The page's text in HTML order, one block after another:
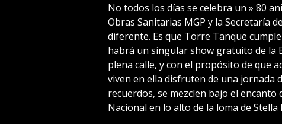
No todos los días se celebra un » 80
Obras Sanitarias MGP y la Secretaría
diferente. Es que Torre Tanque
habrá un singular show gratuito de la
plena calle, y con el propósito de que
viven en ella disfruten de una jornada
recuerdos, se mezclen bajo el
Nacional en lo alto de la loma de Stella